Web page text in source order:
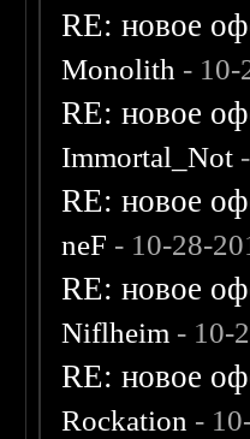
RE: новое
Monolith - 10-
RE: новое
Immortal_Not
RE: новое
neF - 10-28-
RE: новое
Niflheim - 10-
RE: новое
Rockation -